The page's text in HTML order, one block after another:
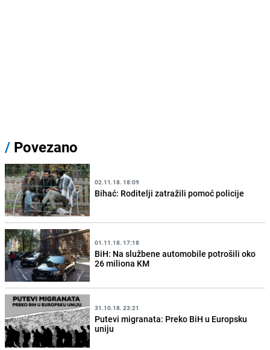
/ Povezano
02.11.18. 18:09
Bihać: Roditelji zatražili pomoć policije
01.11.18. 17:18
BiH: Na službene automobile potrošili oko
26 miliona KM
31.10.18. 23:21
Putevi migranata: Preko BiH u Europsku
uniju